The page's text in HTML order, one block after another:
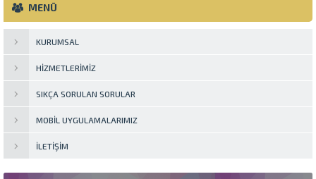
MENÜ
KURUMSAL
HIZMETLERIMIZ
SIKÇA SORULAN SORULAR
MOBIL UYGULAMALARIMIZ
İLETIŞIM